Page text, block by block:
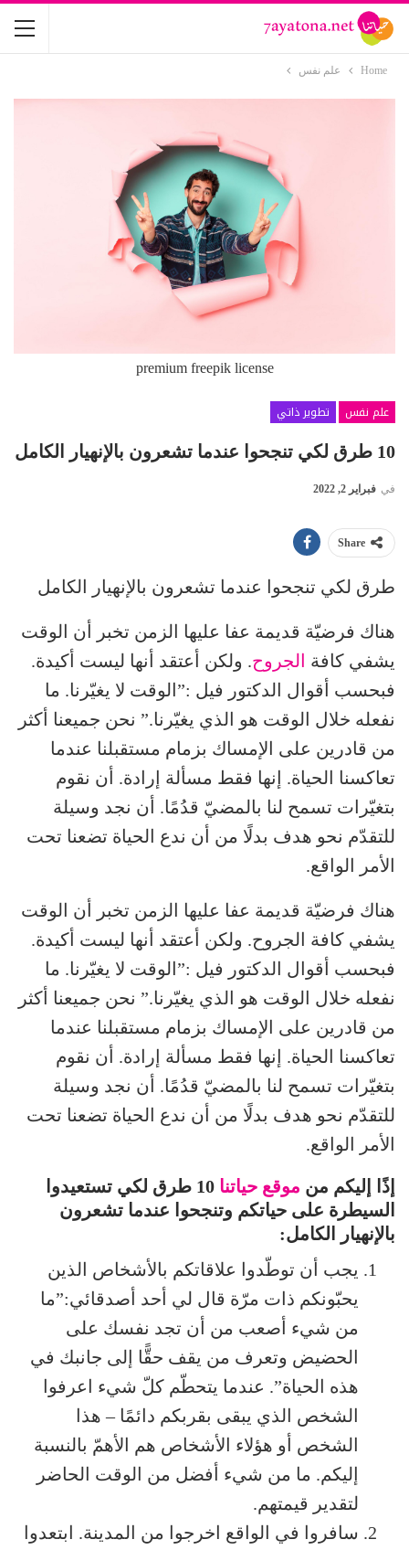
Home علم نفس
premium freepik license
علم نفس
تطوير ذاتي
10 طرق لكي تنجحوا عندما تشعرون بالإنهيار الكامل
في فبراير 2, 2022
Share
طرق لكي تنجحوا عندما تشعرون بالإنهيار الكامل
هناك فرضيّة قديمة عفا عليها الزمن تخبر أن الوقت
يشفي كافة الجروح. ولكن أعتقد أنها ليست أكيدة.
فبحسب أقوال الدكتور فيل :”الوقت لا يغيّرنا. ما
نفعله خلال الوقت هو الذي يغيّرنا.” نحن جميعنا أكثر
من قادرين على الإمساك بزمام مستقبلنا عندما
تعاكسنا الحياة. إنها فقط مسألة إرادة. أن نقوم
بتغيّرات تسمح لنا بالمضيّ قدُمًا. أن نجد وسيلة
للتقدّم نحو هدف بدلًا من أن ندع الحياة تضعنا تحت
الأمر الواقع.
هناك فرضيّة قديمة عفا عليها الزمن تخبر أن الوقت
يشفي كافة الجروح. ولكن أعتقد أنها ليست أكيدة.
فبحسب أقوال الدكتور فيل :”الوقت لا يغيّرنا. ما
نفعله خلال الوقت هو الذي يغيّرنا.” نحن جميعنا أكثر
من قادرين على الإمساك بزمام مستقبلنا عندما
تعاكسنا الحياة. إنها فقط مسألة إرادة. أن نقوم
بتغيّرات تسمح لنا بالمضيّ قدُمًا. أن نجد وسيلة
للتقدّم نحو هدف بدلًا من أن ندع الحياة تضعنا تحت
الأمر الواقع.
إذًا إليكم من موقع حياتنا
10 طرق لكي تستعيدوا
السيطرة على حياتكم وتنجحوا عندما تشعرون
بالإنهيار الكامل:
يجب أن توطّدوا علاقاتكم بالأشخاص الذين
يحبّونكم ذات مرّة قال لي أحد أصدقائي:”ما
من شيء أصعب من أن تجد نفسك على
الحضيض وتعرف من يقف حقًّا إلى جانبك في
هذه الحياة”. عندما يتحطّم كلّ شيء اعرفوا
الشخص الذي يبقى بقربكم دائمًا – هذا
الشخص أو هؤلاء الأشخاص هم الأهمّ بالنسبة
إليكم. ما من شيء أفضل من الوقت الحاضر
لتقدير قيمتهم.
سافروا في الواقع اخرجوا من المدينة. ابتعدوا